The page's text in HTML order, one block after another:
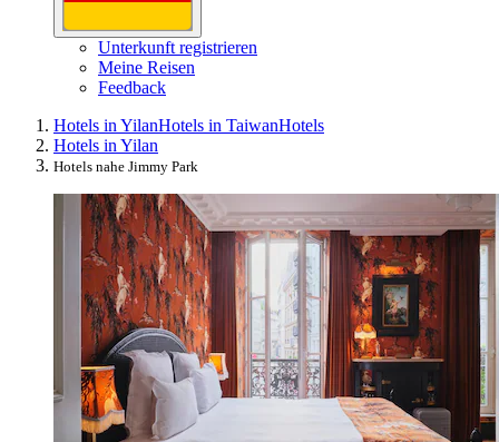
Unterkunft registrieren
Meine Reisen
Feedback
Hotels in YilanHotels in TaiwanHotels
Hotels in Yilan
Hotels nahe Jimmy Park